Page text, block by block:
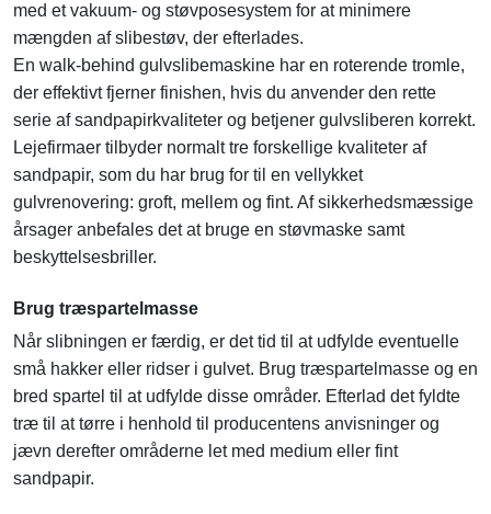
med et vakuum- og støvposesystem for at minimere
mængden af slibestøv, der efterlades.
En walk-behind gulvslibemaskine har en roterende tromle,
der effektivt fjerner finishen, hvis du anvender den rette
serie af sandpapirkvaliteter og betjener gulvsliberen korrekt.
Lejefirmaer tilbyder normalt tre forskellige kvaliteter af
sandpapir, som du har brug for til en vellykket
gulvrenovering: groft, mellem og fint. Af sikkerhedsmæssige
årsager anbefales det at bruge en støvmaske samt
beskyttelsesbriller.
Brug træspartelmasse
Når slibningen er færdig, er det tid til at udfylde eventuelle
små hakker eller ridser i gulvet. Brug træspartelmasse og en
bred spartel til at udfylde disse områder. Efterlad det fyldte
træ til at tørre i henhold til producentens anvisninger og
jævn derefter områderne let med medium eller fint
sandpapir.